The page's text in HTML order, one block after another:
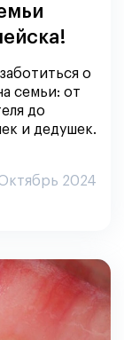
о
семьи: от
до
и дедушек.
2024